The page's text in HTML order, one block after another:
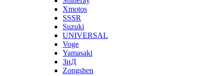
Xmotos
SSSR
Suzuki
UNIVERSAL
Voge
Yamasaki
ЗиД
Zongshen